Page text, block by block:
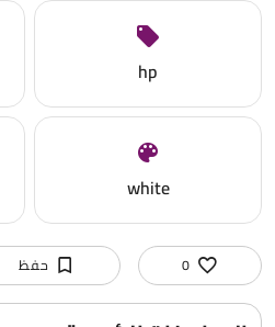
hp
white
0 حفظ